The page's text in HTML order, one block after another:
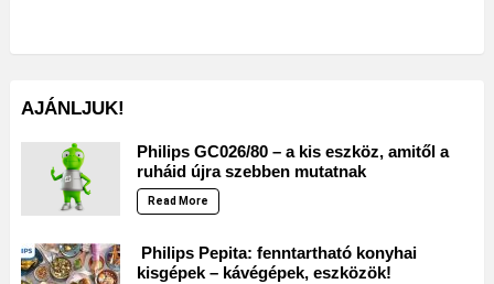
AJÁNLJUK!
Philips GC026/80 – a kis eszköz, amitől a
ruháid újra szebben mutatnak
Read More
Philips Pepita: fenntartható konyhai
kisgépek – kávégépek, eszközök!